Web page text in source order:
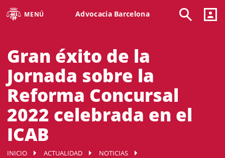
MENÚ Advocacia Barcelona
Gran éxito de la
Jornada sobre la
Reforma Concursal
2022 celebrada en el
ICAB
INICIO ACTUALIDAD
NOTICIAS